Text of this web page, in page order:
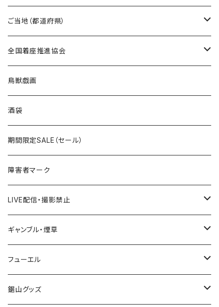
トートバッグ
国道0～99号線
国道100～199号線
国道600～699号線
国道700～799号線
Tシャツ
キャップ
ステッカー
ROUTE 0～99号線
ROUTE100～199号線
ROUTE600～699号線
ROUTE700～799号線
Tシャツ
ROUTE 0～99号線
ROUTE 100～199号線
ROUTE 600～699号線
ROUTE 700～799号線
キャップ
ROUTE 0～99号線
ROUTE 100～199号線
ROUTE 600～699号線
ROUTE 700～799号線
ご当地（都道府県）
北海道
青森県
岩手県
宮城県
秋田県
Tシャツ
ステッカー
山形県
福島県
茨城県
栃木県
全国着座推進協会
ステッカー
鳥獣戯画
酒袋
期間限定SALE（セール）
障害者マーク
LIVE配信・撮影禁止
LIVE配信禁止
撮影禁止
ギャンブル・煙草
ホテルキーホルダー
たばこ・禁煙ステッカー
フューエル
ステッカー
鋸山グッズ